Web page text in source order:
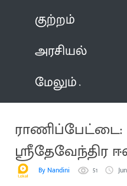
குற்றம்
அரசியல்
மேலும்
ராணிப்பேட்டை:
ஸ்ரீதேவேந்திர
மண்டல பூஜை
By Nandini 51